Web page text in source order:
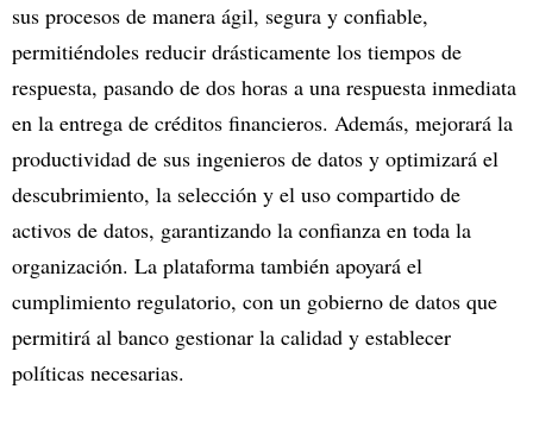
sus procesos de manera ágil, segura y confiable,
permitiéndoles reducir drásticamente los tiempos de
respuesta, pasando de dos horas a una respuesta inmediata
en la entrega de créditos financieros. Además, mejorará la
productividad de sus ingenieros de datos y optimizará el
descubrimiento, la selección y el uso compartido de
activos de datos, garantizando la confianza en toda la
organización. La plataforma también apoyará el
cumplimiento regulatorio, con un gobierno de datos que
permitirá al banco gestionar la calidad y establecer
políticas necesarias.